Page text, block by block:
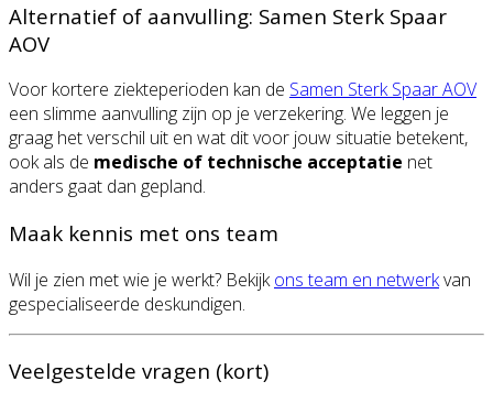
Alternatief of aanvulling: Samen Sterk Spaar
AOV
Voor kortere ziekteperioden kan de Samen Sterk Spaar AOV
een slimme aanvulling zijn op je verzekering. We leggen je
graag het verschil uit en wat dit voor jouw situatie betekent,
ook als de medische of technische acceptatie net
anders gaat dan gepland.
Maak kennis met ons team
Wil je zien met wie je werkt? Bekijkons team en netwerkvan
gespecialiseerde deskundigen.
Veelgestelde vragen (kort)